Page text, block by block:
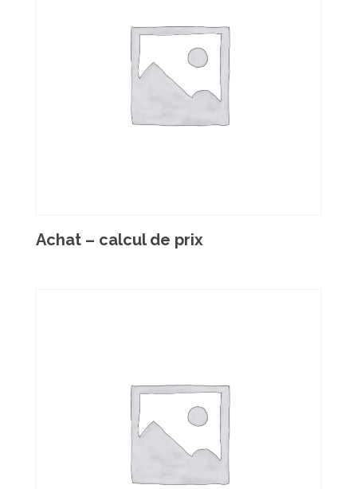
Achat – calcul de prix